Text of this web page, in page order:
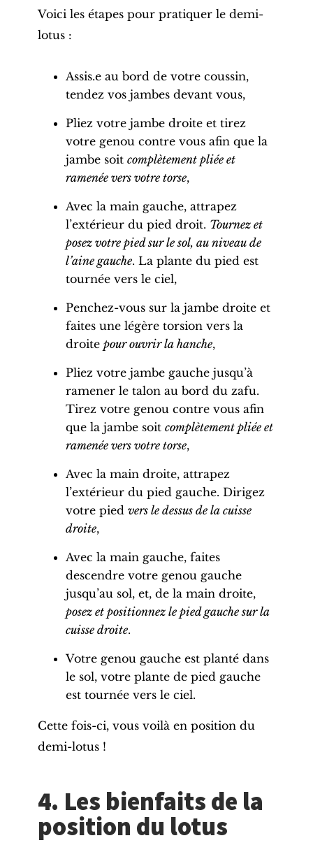
Voici les étapes pour pratiquer le demi-
lotus :
Assis.e au bord de votre coussin,
tendez vos jambes devant vous,
Pliez votre jambe droite et tirez
votre genou contre vous afin que la
jambe soit complètement pliée et
ramenée vers votre torse,
Avec la main gauche, attrapez
l’extérieur du pied droit. Tournez et
posez votre piedsur le sol, au niveau de
l’aine gauche. La plante du pied est
tournée vers le ciel,
Penchez-vous sur la jambe droite et
faites une légère torsion vers la
droite pour ouvrir la hanche,
Pliez votre jambe gauche jusqu’à
ramener le talon au bord du zafu.
Tirez votre genou contre vous afin
que la jambe soit complètement pliée et
ramenée vers votre torse,
Avec la main droite, attrapez
l’extérieur du pied gauche. Dirigez
votre pied vers le dessus de la cuisse
droite,
Avec la main gauche, faites
descendre votre genou gauche
jusqu’au sol, et, de la main droite,
posez et positionnez le pied gauchesur la
cuissedroite.
Votre genou gaucheest planté dans
le sol, votre plante de pied gauche
est tournée vers le ciel.
Cette fois-ci, vous voilà en position du
demi-lotus !
4. Les bienfaits de la
position du lotus